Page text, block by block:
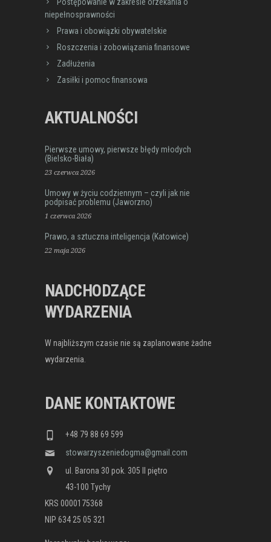
78-84 (w godz. 10.00-12.00) wtorek: 10.00-
14.00 czwartek...
SŁAWKÓW - ul. Gen. Władysława Sikorskiego 4,
Miejska Biblioteka Publiczna (Punkt
Nieodpłatnego Poradnictwa Obywatelskiego)
Powiat Będziński
Generała Władysława Sikorskiego 4,
Sławków, Polska
78-84 (w godz. 10.00-12.00) poniedziałek,
środa, piątek:...
niepełnosprawności
Prawa i obowiązki obywatelskie
Roszczenia i zobowiązania finansowe
Zadłużenia
Zasiłki i pomoc finansowa
AKTUALNOŚCI
Pierwsze umowy, pierwsze błędy młodych
(Bielsko-Biała)
23 czerwca 2026
Umowy w życiu codziennym – czyli jak nie
podpisać problemu (Jaworzno)
1 czerwca 2026
Prawo, a sztuczna inteligencja (Katowice)
22 maja 2026
NADCHODZĄCE
WYDARZENIA
W najbliższym czasie nie są zaplanowane żadne
wydarzenia.
DANE KONTAKTOWE
+48 79 88 69 599
stowarzyszeniedogma@gmail.com
ul. Barona 30 pok. 305 II piętro
43-100 Tychy
KRS 0000175368
NIP 634 25 05 321